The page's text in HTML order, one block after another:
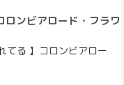
ロンビアロード・フラワ
てる 】コロンビアロー